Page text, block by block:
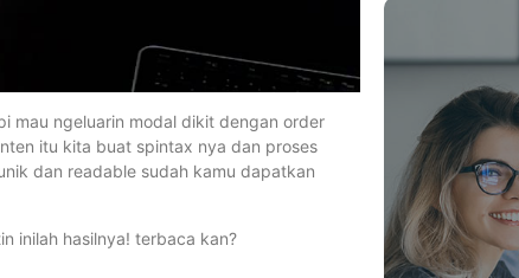
mau ngeluarin modal dikit dengan order
itu kita buat spintax nya dan proses
dan readable sudah kamu dapatkan
inilah hasilnya! terbaca kan?